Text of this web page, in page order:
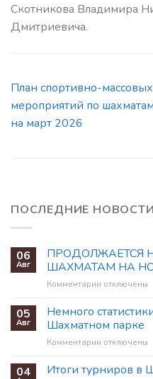
Скотникова Владимира
Дмитриевича.
План спортивно-массовых
мероприятий по шахматам
на март 2026
ПОСЛЕДНИЕ НОВОСТИ
06
Авг
ПРОДОЛЖАЕТСЯ
ШАХМАТАМ НА
Комментарии к
В
ГРУППЫ
ШАХМАТАМ
отключены
05
Авг
Немного
Шахматном парке
Комментарии к
Немного
отключены
04 Итоги турниров в